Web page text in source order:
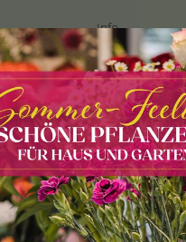
Info
Karriere
Nachhaltigkeit
Support
Zahlungshinweise
Lieferbedingungen
Lieferung und
Gutscheine
Impressum